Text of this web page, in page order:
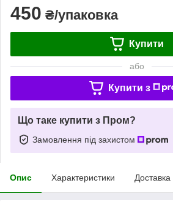
450 ₴/упаковка
Купити
або
Купити з
Що таке купити з Пром?
Замовлення під захистом
Опис Характеристики Доставка